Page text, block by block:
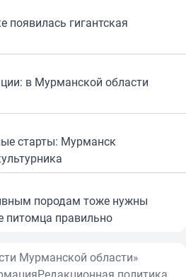
появилась гигантская
в Мурманской области
старты: Мурманск
породам тоже нужны
питомца правильно
Мурманской области»